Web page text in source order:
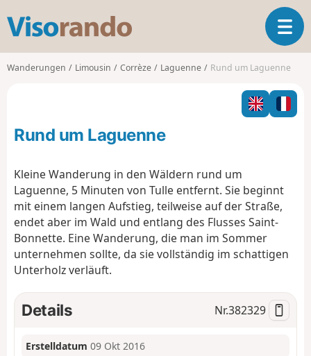
s
o
o
T
o
l
n
n
Wanderungen Limousin Corrèze Laguenne Rund um Laguenne
Rund um Laguenne
Kleine Wanderung in den Wäldern rund um
Laguenne, 5 Minuten von Tulle entfernt. Sie beginnt
mit einem langen Aufstieg, teilweise auf der Straße,
endet aber im Wald und entlang des Flusses Saint-
Bonnette. Eine Wanderung, die man im Sommer
unternehmen sollte, da sie vollständig im schattigen
Unterholz verläuft.
Details Nr.382329
Erstelldatum 09 Okt 2016